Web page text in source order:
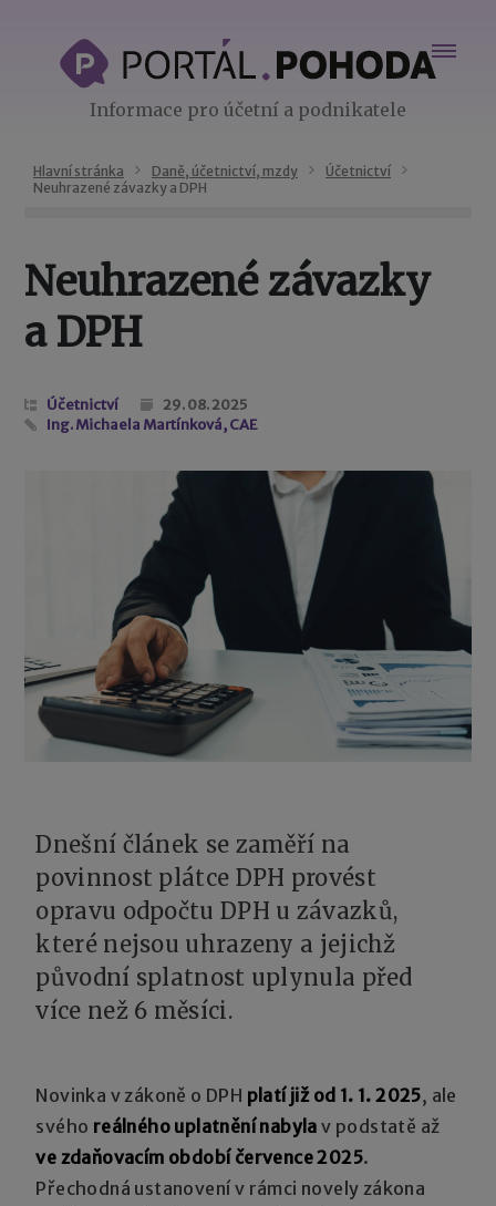
Informace pro účetní a podnikatele
Hlavní stránka Daně, účetnictví, mzdy
Účetnictví
Neuhrazené závazky a DPH
Neuhrazené závazky
a DPH
Účetnictví
29. 08. 2025
Ing. Michaela Martínková, CAE
Dnešní článek se zaměří na
povinnost plátce DPH provést
opravu odpočtu DPH u závazků,
které nejsou uhrazeny a jejichž
původní splatnost uplynula před
více než 6 měsíci.
Novinka v zákoně o DPH platí již od 1. 1. 2025, ale
svého reálného uplatnění nabyla v podstatě až
ve zdaňovacím období července 2025.
Přechodná ustanovení v rámci novely zákona